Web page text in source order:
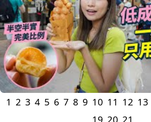
1 2 3 4 5 6 7 8 9 10 11 12 13
19 20 21